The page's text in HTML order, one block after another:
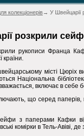
колекціонерів→ У Швейцарії
розкрили
рукописи Франца
країни.
місті Цюріх
Національна
включає в себе
що серед паперів,
з паперами Кафки
комірки в Тель-Авіві,